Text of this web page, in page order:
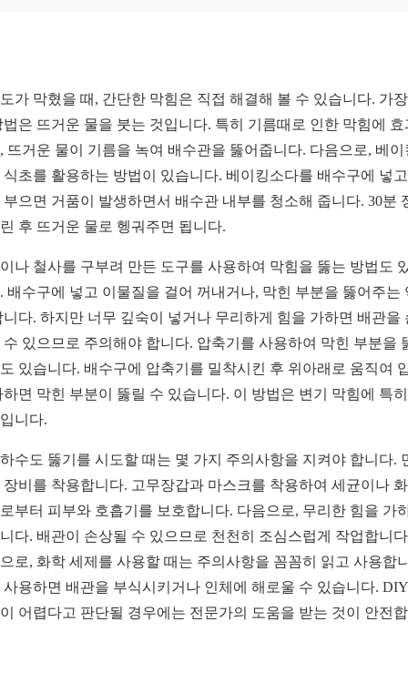
가 막혔을 때, 간단한 막힘은 직접 해결해 볼 수 있습니다. 가
법은 뜨거운 물을 붓는 것입니다. 특히 기름때로 인한 막힘에 효
뜨거운 물이 기름을 녹여 배수관을 뚫어줍니다. 다음으로, 베이
식초를 활용하는 방법이 있습니다. 베이킹소다를 배수구에 넣
부으면 거품이 발생하면서 배수관 내부를 청소해 줍니다. 30분
후 뜨거운 물로 헹궈주면 됩니다.
나 철사를 구부려 만든 도구를 사용하여 막힘을 뚫는 방법도
배수구에 넣고 이물질을 걸어 꺼내거나, 막힌 부분을 뚫어주는
니다. 하지만 너무 깊숙이 넣거나 무리하게 힘을 가하면 배관을
수 있으므로 주의해야 합니다. 압축기를 사용하여 막힌 부분을
있습니다. 배수구에 압축기를 밀착시킨 후 위아래로 움직여
하면 막힌 부분이 뚫릴 수 있습니다. 이 방법은 변기 막힘에 특
니다.
수도 뚫기를 시도할 때는 몇 가지 주의사항을 지켜야 합니다.
장비를 착용합니다. 고무장갑과 마스크를 착용하여 세균이나
부터 피부와 호흡기를 보호합니다. 다음으로, 무리한 힘을 가
다. 배관이 손상될 수 있으므로 천천히 조심스럽게 작업합니
로, 화학 세제를 사용할 때는 주의사항을 꼼꼼히 읽고 사용합
사용하면 배관을 부식시키거나 인체에 해로울 수 있습니다.
어렵다고 판단될 경우에는 전문가의 도움을 받는 것이 안전